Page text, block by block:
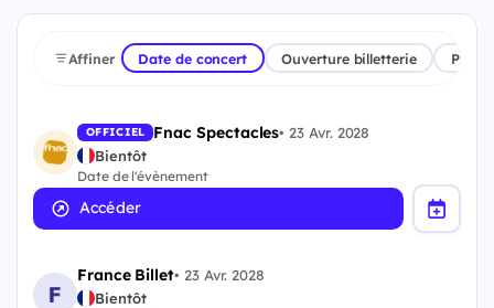
Affiner Date de concert Ouverture billetterie
OFFICIEL Fnac Spectacles• 23 Avr. 2028
Bientôt
Date de l'évènement
Accéder
France Billet• 23 Avr. 2028
Bientôt